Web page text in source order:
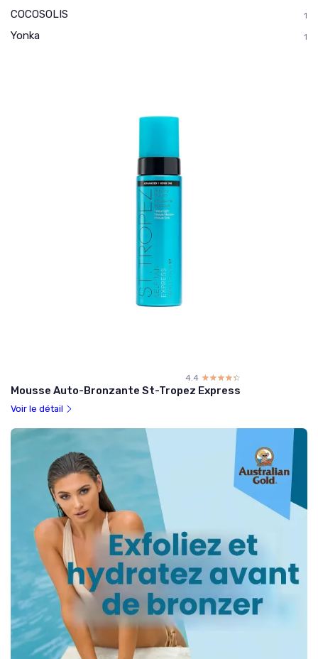
COCOSOLIS 1
Yonka 1
4.4 ☆☆☆☆☆
★★★★★
Mousse Auto-Bronzante St-Tropez Express
Voir le détail